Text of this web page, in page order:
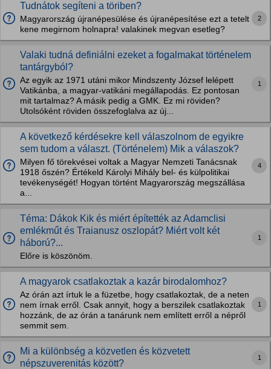
Tudnátok segíteni a töriben?
Magyarország újranépesülése és újranépesítése ezt a tetelt
kene megirnom holnapra! valakinek megvan esetleg?
2
Valaki tudná definiálni ezeket a fogalmakat történelem
tantárgyból?
Az egyik az 1971 utáni mikor Mindszenty József lelépett
Vatikánba, a magyar-vatikáni megállapodás. Ez pontosan
mit tartalmaz? A másik pedig a GMK. Ez mi röviden?
Utolsóként röviden összefoglalva az új...
1
A következő kérdésekre kell válaszolnom de egyikre
sem tudom a választ. (Történelem) Mik a válaszok?
Milyen fő törekvései voltak a Magyar Nemzeti Tanácsnak
1918 őszén? Értékeld Károlyi Mihály bel- és külpolitikai
tevékenységét! Hogyan történt Magyarország megszállása
a...
4
Téma: Dákok Kik és miért építették az Adamclisi
emlékműt és Traianusz oszlopát? Miért volt két
háború?...
Előre is köszönöm.
1
A magyarok csatlakoztak a kazár birodalomhoz?
Az órán azt írtuk le a füzetbe, hogy csatlakoztak, de a neten
nem írnak erről. Csak annyit, hogy a berszilek csatlakoztak
hozzánk, de az órán a tanárunk nem említett erről a népről
semmit sem.
1
Mi a különbség a közvetlen és közvetett
népszuverenitás között?
1